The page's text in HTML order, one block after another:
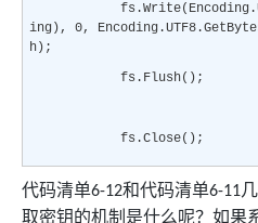
ing), 0,
h);
fs.Flush();
fs.Close();
代码清单6-12和代码清单6-11
取密钥的机制是什么呢？如果